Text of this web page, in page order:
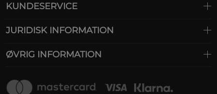
KUNDESERVICE
JURIDISK INFORMATION
ØVRIG INFORMATION